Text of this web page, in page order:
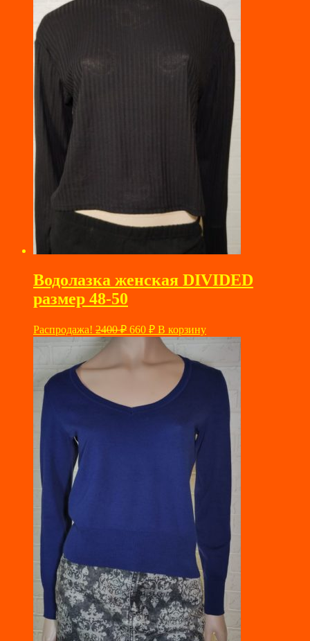
Водолазка женская DIVIDED
размер 48-50
Распродажа! 2400₽ Первоначальная
цена
составляла
2400 ₽.
660 ₽Текущая
цена:
660 ₽.
В корзину